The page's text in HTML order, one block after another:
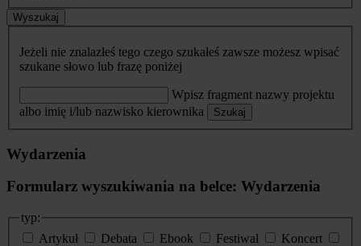
Wyszukaj
Jeżeli nie znalazłeś tego czego szukałeś zawsze możesz wpisać
szukane słowo lub frazę poniżej
Wpisz fragment nazwy projektu
albo imię i/lub nazwisko kierownika
Szukaj
Wydarzenia
Formularz wyszukiwania na belce: Wydarzenia
typ:
Artykuł
Debata Ebook Festiwal
Koncert